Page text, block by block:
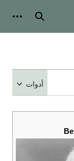
بحث
أدوات